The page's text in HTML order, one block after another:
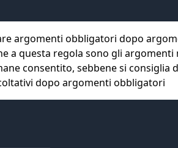
argomenti obbligatori dopo
a questa regola sono gli argomenti
consentito, sebbene si consiglia
dopo argomenti obbligatori